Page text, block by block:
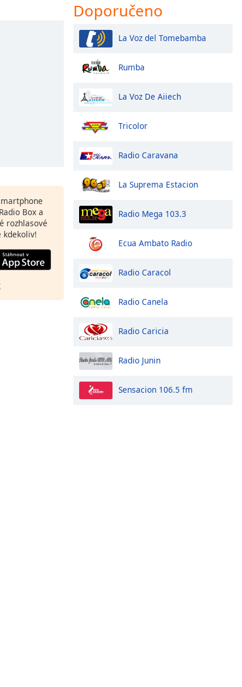
Box a
rozhlasové
kdekoliv!
Doporučeno
La Voz del Tomebamba
Rumba
La Voz De Aiiech
Tricolor
Radio Caravana
La Suprema Estacion
Radio Mega 103.3
Ecua Ambato Radio
Radio Caracol
Radio Canela
Radio Caricia
Radio Junin
Sensacion 106.5 fm